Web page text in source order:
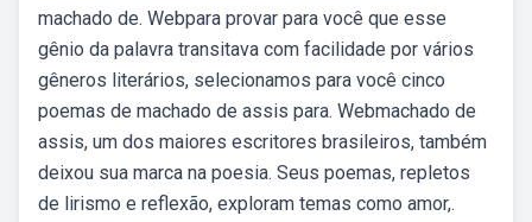
machado de. Webpara provar para você que esse
gênio da palavra transitava com facilidade por vários
gêneros literários, selecionamos para você cinco
poemas de machado de assis para. Webmachado de
assis, um dos maiores escritores brasileiros, também
deixou sua marca na poesia. Seus poemas, repletos
de lirismo e reflexão, exploram temas como amor,.